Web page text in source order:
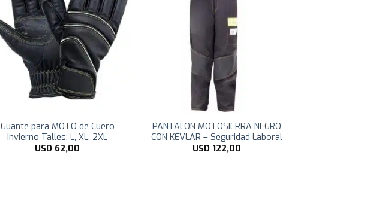
Guante para MOTO de Cuero
Invierno Talles: L, XL, 2XL
USD 62,00
PANTALON MOTOSIERRA NEGRO
CON KEVLAR – Seguridad Laboral
USD 122,00